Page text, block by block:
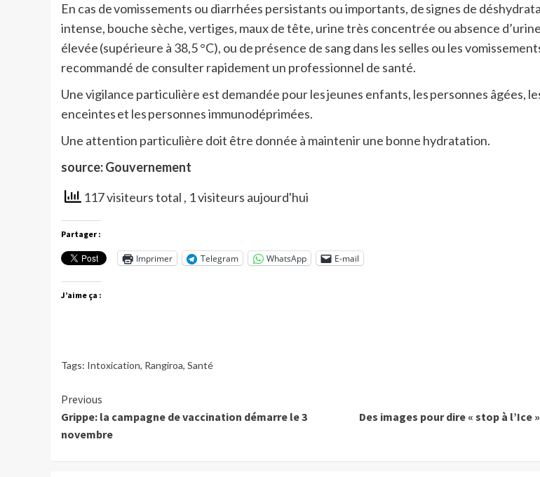
En cas de vomissements ou diarrhées persistants ou importants, de signes de
intense, bouche sèche, vertiges, maux de tête, urine très concentrée ou absence
élevée (supérieure à 38,5 °C), ou de présence de sang dans les selles ou les
recommandé de consulter rapidement un professionnel de santé.
Une vigilance particulière est demandée pour les jeunes enfants, les personnes âgées,
enceintes et les personnes immunodéprimées.
Une attention particulière doit être donnée à maintenir une bonne hydratation.
source: Gouvernement
117 visiteurs total , 1 visiteurs aujourd'hui
Partager :
Imprimer Telegram WhatsApp E-mail
J’aime ça :
Tags: Intoxication, Rangiroa, Santé
Continue
Reading
Previous
Grippe: la campagne de vaccination démarre le 3
novembre
Des images pour dire « stop à l’Ice